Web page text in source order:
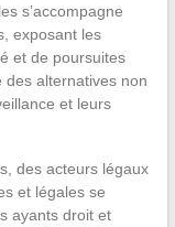
s’accompagne
exposant les
et de poursuites
des alternatives non
et leurs
des acteurs légaux
et légales se
ayants droit et